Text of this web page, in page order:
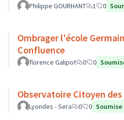
Philippe GOURHANT 1 0
Ombrager l'école
Confluence
florence Galipot 0 0
Observatoire Citoyen des
Lyondes - Sera 0 0